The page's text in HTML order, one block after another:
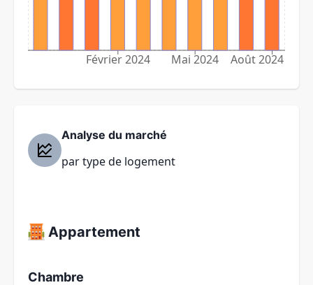
Février 2024 Mai 2024 Août 2024
Analyse du marché
par type de logement
Appartement
Chambre